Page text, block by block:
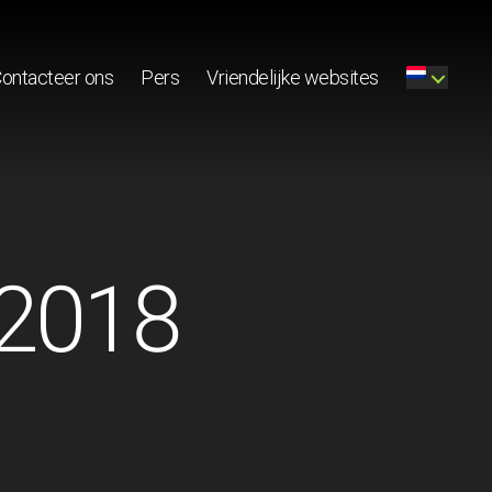
ons Pers Vriendelijke websites